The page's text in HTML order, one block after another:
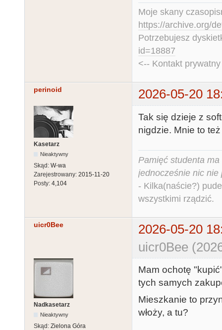
Moje skany
https://archive.org/
Potrzebujesz
id=18887
<-- Kontakt
perinoid 2026-05-20
Kasetarz
Nieaktywny
Skąd: W-wa
Zarejestrowany: 2015-11-20
Posty: 4,104
Tak się dzieje z
nigdzie. Mnie to
Pamięć studenta
jednocześnie nic nie
- Kilka(naście?)
wszystkimi rządzić.
uicr0Bee
2026-05-20
uicr0Bee
Nadkasetarz
Nieaktywny
Skąd: Zielona Góra
Mam ochotę
tych samych
Mieszkanie to
włoży, a tu?